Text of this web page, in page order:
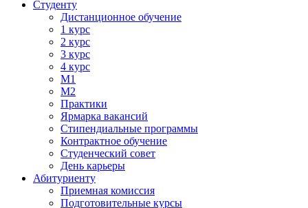
Студенту
Дистанционное обучение
1 курс
2 курс
3 курс
4 курс
М1
М2
Практики
Ярмарка вакансий
Стипендиальные программы
Контрактное обучение
Студенческий совет
День карьеры
Абитуриенту
Приемная комиссия
Подготовительные курсы